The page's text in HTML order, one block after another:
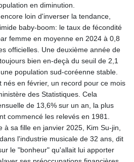
en diminution.
loin d'inverser la tendance,
baby-boom: le taux de fécondité
femme en moyenne en 2024 à 0,8
officielles. Une deuxième année de
bien en-deçà du seuil de 2,1
population sud-coréenne stable.
nés en février, un record pour ce mois
des Statistiques. Cela
de 13,6% sur un an, la plus
commencé les relevés en 1981.
sa fille en janvier 2025, Kim Su-jin,
l'industrie musicale de 32 ans, dit
le "bonheur" qu'allait lui apporter